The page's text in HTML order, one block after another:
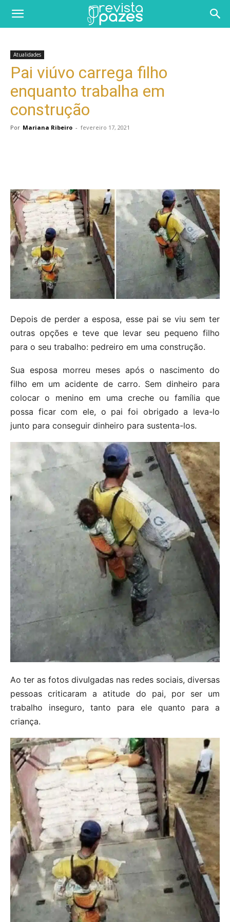
Atualidades
Pai viúvo carrega filho
enquanto trabalha em
construção
Por Mariana Ribeiro - fevereiro 17, 2021
Depois de perder a esposa, esse pai se viu sem ter
outras opções e teve que levar seu pequeno filho
para o seu trabalho: pedreiro em uma construção.
Sua esposa morreu meses após o nascimento do
filho em um acidente de carro. Sem dinheiro para
colocar o menino em uma creche ou família que
possa ficar com ele, o pai foi obrigado a leva-lo
junto para conseguir dinheiro para sustenta-los.
Ao ter as fotos divulgadas nas redes sociais, diversas
pessoas criticaram a atitude do pai, por ser um
trabalho inseguro, tanto para ele quanto para a
criança.